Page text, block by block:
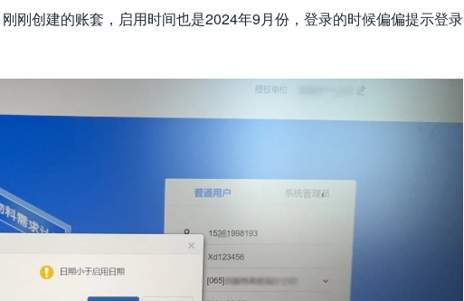
刚创建的账套，启用时间也是2024年9月份，登录的时候偏偏提示登录